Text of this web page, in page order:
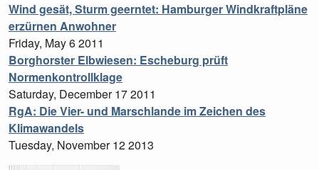
Wind gesät, Sturm geerntet: Hamburger Windkraftpläne
erzürnen Anwohner
Friday, May 6 2011
Borghorster Elbwiesen: Escheburg prüft
Normenkontrollklage
Saturday, December 17 2011
RgA: Die Vier- und Marschlande im Zeichen des
Klimawandels
Tuesday, November 12 2013